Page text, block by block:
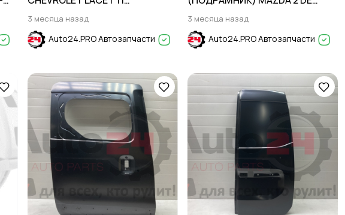
SDN/WAGON 2003-
3 месяца назад
Auto24.PRO Автозапчасти
2007-2014
3 месяца назад
Auto24.PRO Автозапчасти